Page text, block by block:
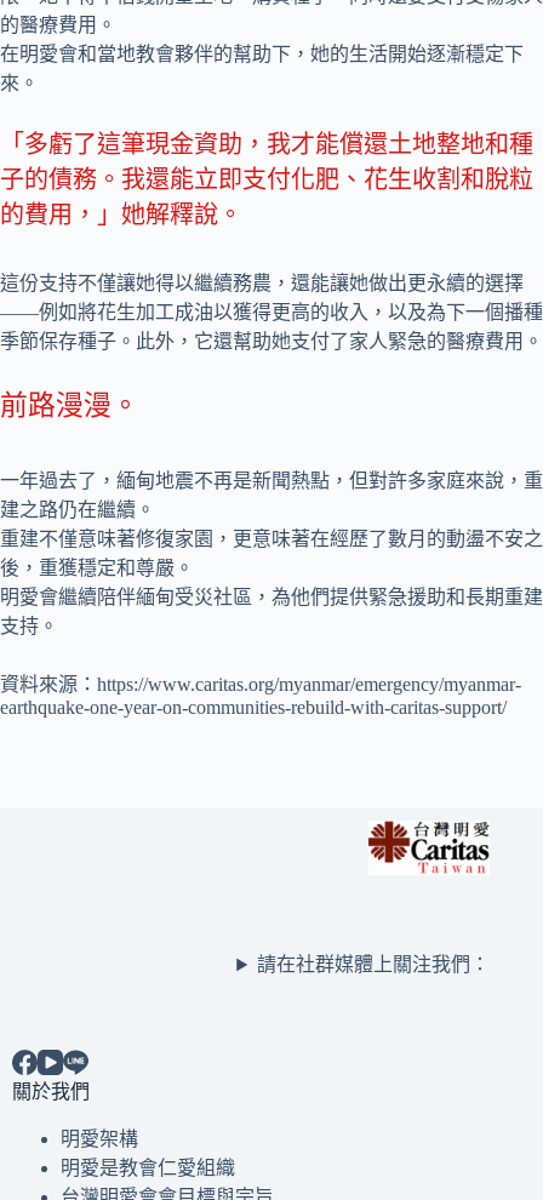
的醫療費用。
在明愛會和當地教會夥伴的幫助下，她的生活開始逐漸穩定下
來。
「多虧了這筆現金資助，我才能償還土地整地和種
子的債務。我還能立即支付化肥、花生收割和脫粒
的費用，」她解釋說。
這份支持不僅讓她得以繼續務農，還能讓她做出更永續的選擇
——例如將花生加工成油以獲得更高的收入，以及為下一個播種
季節保存種子。此外，它還幫助她支付了家人緊急的醫療費用。
前路漫漫。
一年過去了，緬甸地震不再是新聞熱點，但對許多家庭來說，重
建之路仍在繼續。
重建不僅意味著修復家園，更意味著在經歷了數月的動盪不安之
後，重獲穩定和尊嚴。
明愛會繼續陪伴緬甸受災社區，為他們提供緊急援助和長期重建
支持。
資料來源：https://www.caritas.org/myanmar/emergency/myanmar-
earthquake-one-year-on-communities-rebuild-with-caritas-support/
請在社群媒體上關注我們：
關於我們
明愛架構
明愛是教會仁愛組織